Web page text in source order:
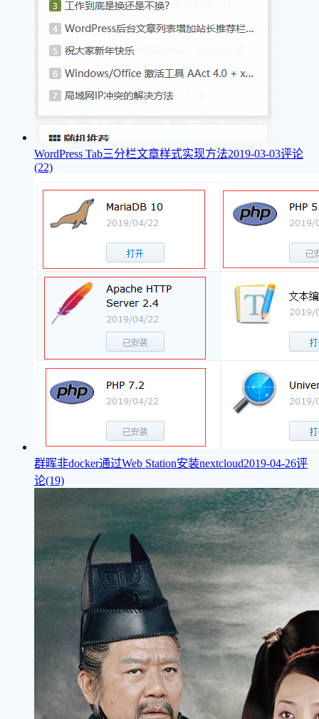
WordPress Tab三分栏文章样式实现方法2019-03-03评论
(22)
群晖非docker通过Web Station安装nextcloud2019-04-26评
论(19)